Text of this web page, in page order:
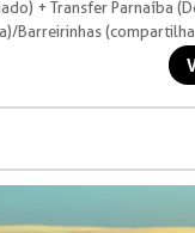
+ Transfer Parnaíba
Barreirinhas